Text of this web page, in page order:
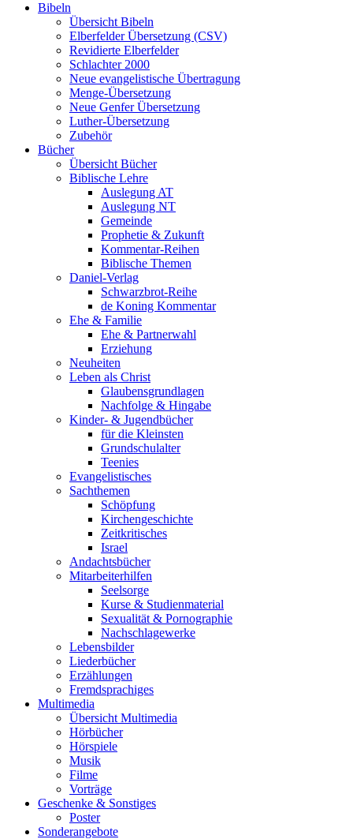
Bibeln
Übersicht Bibeln
Elberfelder Übersetzung (CSV)
Revidierte Elberfelder
Schlachter 2000
Neue evangelistische Übertragung
Menge-Übersetzung
Neue Genfer Übersetzung
Luther-Übersetzung
Zubehör
Bücher
Übersicht Bücher
Biblische Lehre
Auslegung AT
Auslegung NT
Gemeinde
Prophetie & Zukunft
Kommentar-Reihen
Biblische Themen
Daniel-Verlag
Schwarzbrot-Reihe
de Koning Kommentar
Ehe & Familie
Ehe & Partnerwahl
Erziehung
Neuheiten
Leben als Christ
Glaubensgrundlagen
Nachfolge & Hingabe
Kinder- & Jugendbücher
für die Kleinsten
Grundschulalter
Teenies
Evangelistisches
Sachthemen
Schöpfung
Kirchengeschichte
Zeitkritisches
Israel
Andachtsbücher
Mitarbeiterhilfen
Seelsorge
Kurse & Studienmaterial
Sexualität & Pornographie
Nachschlagewerke
Lebensbilder
Liederbücher
Erzählungen
Fremdsprachiges
Multimedia
Übersicht Multimedia
Hörbücher
Hörspiele
Musik
Filme
Vorträge
Geschenke & Sonstiges
Poster
Sonderangebote